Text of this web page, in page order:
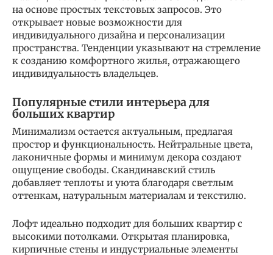
на основе простых текстовых запросов. Это
открывает новые возможности для
индивидуального дизайна и персонализации
пространства. Тенденции указывают на стремление
к созданию комфортного жилья, отражающего
индивидуальность владельцев.
Популярные стили интерьера для
больших квартир
Минимализм остается актуальным, предлагая
простор и функциональность. Нейтральные цвета,
лаконичные формы и минимум декора создают
ощущение свободы. Скандинавский стиль
добавляет теплоты и уюта благодаря светлым
оттенкам, натуральным материалам и текстилю.
Лофт идеально подходит для больших квартир с
высокими потолками. Открытая планировка,
кирпичные стены и индустриальные элементы